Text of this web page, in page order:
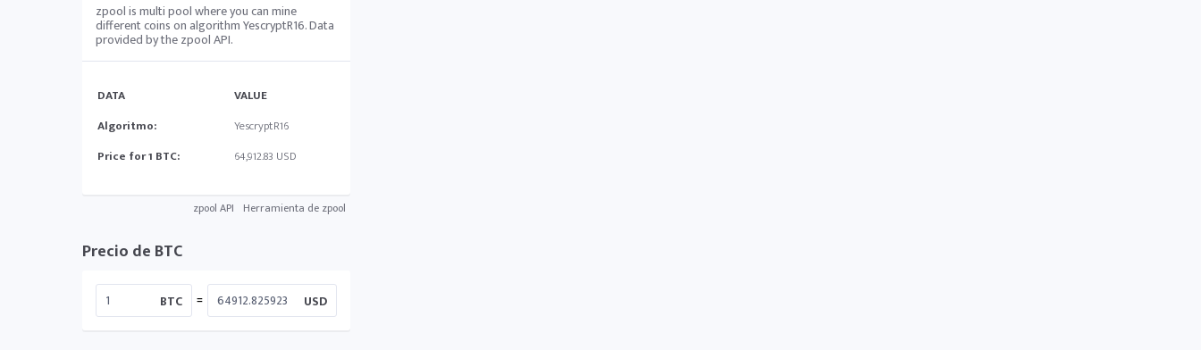
zpool is multi pool where you can mine
different coins on algorithm YescryptR16. Data
provided by the zpool API.
DATA
VALUE
Algoritmo:
YescryptR16
Price for 1 BTC:
64,912.83 USD
zpool API Herramienta de zpool
Precio de BTC
BTC = USD